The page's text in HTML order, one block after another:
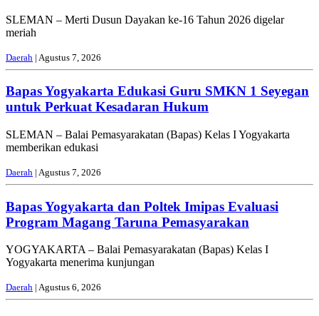
SLEMAN – Merti Dusun Dayakan ke-16 Tahun 2026 digelar
meriah
Daerah | Agustus 7, 2026
Bapas Yogyakarta Edukasi Guru SMKN 1 Seyegan
untuk Perkuat Kesadaran Hukum
SLEMAN – Balai Pemasyarakatan (Bapas) Kelas I Yogyakarta
memberikan edukasi
Daerah | Agustus 7, 2026
Bapas Yogyakarta dan Poltek Imipas Evaluasi
Program Magang Taruna Pemasyarakan
YOGYAKARTA – Balai Pemasyarakatan (Bapas) Kelas I
Yogyakarta menerima kunjungan
Daerah | Agustus 6, 2026